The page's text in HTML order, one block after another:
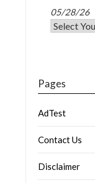
05/28/26
Pages
AdTest
Contact Us
Disclaimer